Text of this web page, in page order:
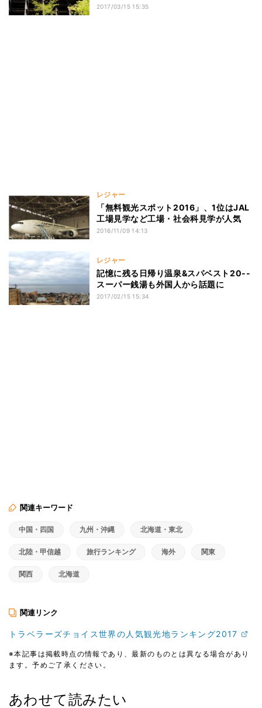
2017/03/15 15:35
レジャー
「無料観光スポット2016」、1位はJAL
工場見学など工場・社会科見学が人気
2016/11/09 14:13
レジャー
記憶に残る日帰り温泉&スパベスト20--
スーパー銭湯も外国人から話題に
2017/02/15 15:34
関連キーワード
中国・四国 九州・沖縄 北海道・東北
北陸・甲信越 旅行ランキング 海外 関東
関西 北海道
関連リンク
トラベラーズチョイス世界の人気観光地ランキング2017
※本記事は掲載時点の情報であり、最新のものとは異なる場合があり
ます。予めご了承ください。
あわせて読みたい